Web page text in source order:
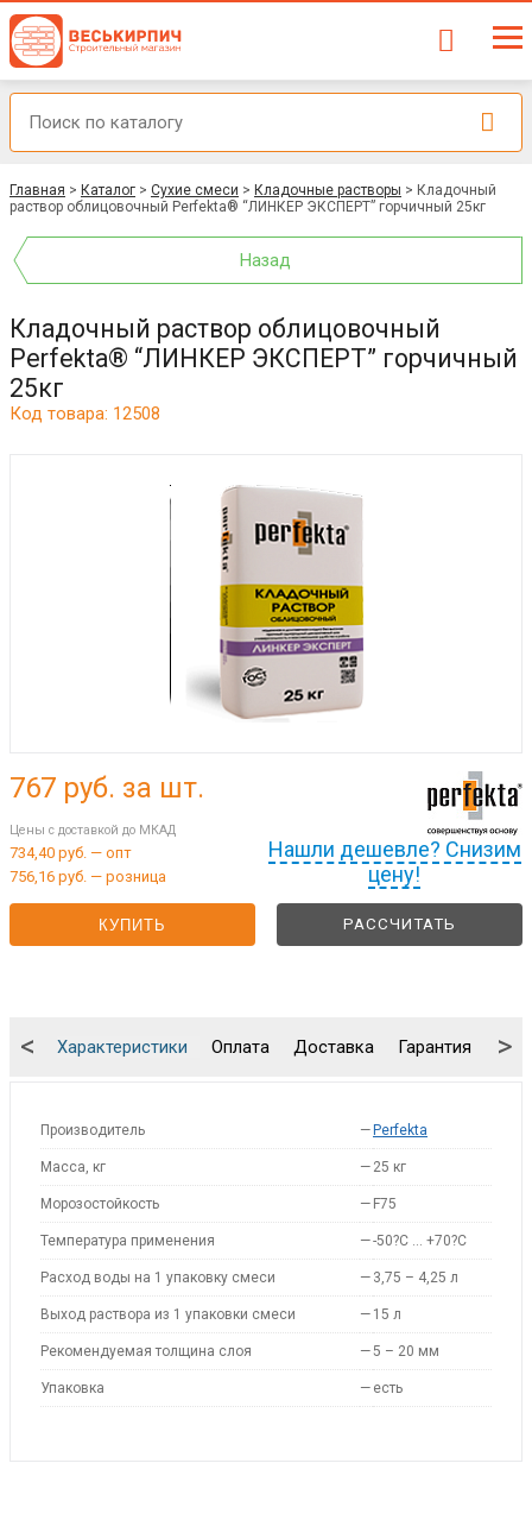
Главная > Каталог > Сухие смеси > Кладочные растворы > Кладочный
раствор облицовочный Perfekta® “ЛИНКЕР ЭКСПЕРТ” горчичный 25кг
Назад
Кладочный раствор облицовочный
Perfekta® “ЛИНКЕР ЭКСПЕРТ” горчичный
25кг
Код товара: 12508
Нашли дешевле? Снизим
цену!
767 руб. за шт.
Цены с доставкой до МКАД
734,40 руб. — опт
756,16 руб. — розница
КУПИТЬ РАССЧИТАТЬ
Характеристики Оплата Доставка Гарантия
< >
Производитель — Perfekta
Масса, кг — 25 кг
Морозостойкость — F75
Температура применения —-50?С … +70?С
Расход воды на 1 упаковку смеси — 3,75 – 4,25 л
Выход раствора из 1 упаковки смеси — 15 л
Рекомендуемая толщина слоя —5 – 20 мм
Упаковка — есть